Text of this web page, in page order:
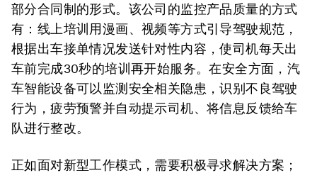
部分合同制的形式。该公司的监控产品质量的方式
有：线上培训用漫画、视频等方式引导驾驶规范，
根据出车接单情况发送针对性内容，使司机每天出
车前完成30秒的培训再开始服务。在安全方面，汽
车智能设备可以监测安全相关隐患，识别不良驾驶
行为，疲劳预警并自动提示司机、将信息反馈给车
队进行整改。
正如面对新型工作模式，需要积极寻求解决方案；